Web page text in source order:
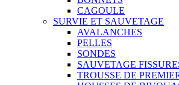
CAGOULE
SURVIE ET SAUVETAGE
AVALANCHES
PELLES
SONDES
SAUVETAGE
TROUSSE DE